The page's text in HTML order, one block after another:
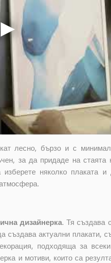
лесно, бързо и с
за да придаде на стаята
няколко плаката
дизайнерка. Тя създава
създава актуални плакати,
подходяща за
и мотиви, които са